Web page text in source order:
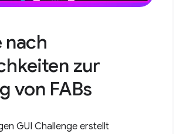
nach
zur
von FABs
GUI Challenge erstellt